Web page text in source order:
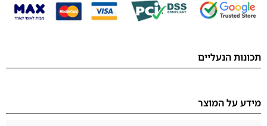
תכונות הנעליים
מידע על המוצר